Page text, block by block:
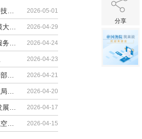
2026-05-01
2026-04-29
2026-04-24
2026-04-23
2026-04-21
2026-04-20
2026-04-17
2026-04-15
分享